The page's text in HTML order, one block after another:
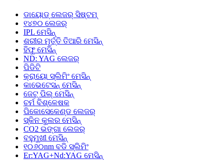
ଡାୟୋଡ୍ ଲେଜର୍ ସିଷ୍ଟମ୍
୧୪୭୦ ଲେଜର୍
IPL ମେସିନ୍
ଶରୀର ମୂର୍ତ୍ତି ତିଆରି ମେସିନ୍
ହିଫୁ ମେସିନ୍
ND: YAG ଲେଜର୍
ପିଡିଟି
କ୍ରାୟୋ ସ୍ଲିମିଂ ମେସିନ୍
କାଭେଟେସନ୍ ମେସିନ୍
ଜେଟ୍ ପିଲ୍ ମେସିନ୍
ଚର୍ମ ବିଶ୍ଳେଷକ
ପିକୋସେକେଣ୍ଡ ଲେଜର୍
ସ୍କିନ କୁଲର ମେସିନ୍
CO2 ଭଙ୍ଗା ଲେଜର୍
ବହୁମୁଖୀ ମେସିନ୍
୧୦୬୦nm ବଡି ସ୍ଲିମିଂ
Er:YAG+Nd:YAG ମେସିନ୍